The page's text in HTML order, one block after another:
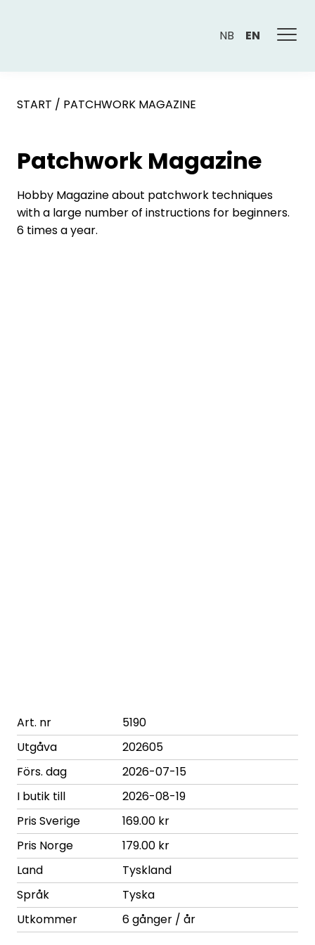
NB EN
START / PATCHWORK MAGAZINE
Patchwork Magazine
Hobby Magazine about patchwork techniques
with a large number of instructions for beginners.
6 times a year.
Art. nr
5190
Utgåva
202605
Förs. dag
2026-07-15
I butik till
2026-08-19
Pris Sverige
169.00 kr
Pris Norge
179.00 kr
Land
Tyskland
Språk
Tyska
Utkommer
6 gånger / år